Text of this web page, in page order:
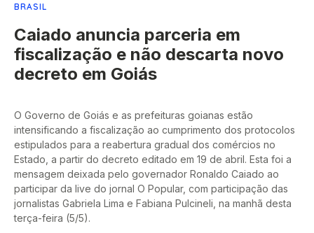
BRASIL
Caiado anuncia parceria em
fiscalização e não descarta novo
decreto em Goiás
O Governo de Goiás e as prefeituras goianas estão
intensificando a fiscalização ao cumprimento dos protocolos
estipulados para a reabertura gradual dos comércios no
Estado, a partir do decreto editado em 19 de abril. Esta foi a
mensagem deixada pelo governador Ronaldo Caiado ao
participar da live do jornal O Popular, com participação das
jornalistas Gabriela Lima e Fabiana Pulcineli, na manhã desta
terça-feira (5/5).